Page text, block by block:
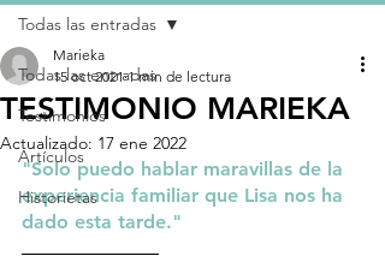
Todas las entradas
Testimonios
Artículos
Historietas
Todas las entradas
TESTIMONIO MARIEKA
Marieka
15 oct 2021 1 min de lectura
Actualizado: 17 ene 2022
"Solo puedo hablar maravillas de la
experiencia familiar que Lisa nos ha
dado esta tarde."